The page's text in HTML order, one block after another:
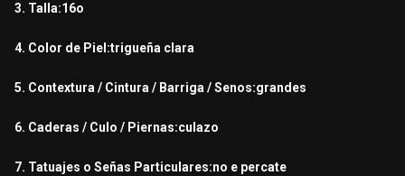
3. Talla:16o
4. Color de Piel:trigueña clara
5. Contextura / Cintura / Barriga / Senos:grandes
6. Caderas / Culo / Piernas:culazo
7. Tatuajes o Señas Particulares:no e percate